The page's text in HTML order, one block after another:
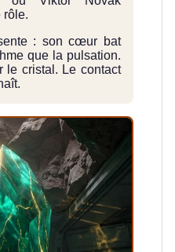
rôle.
: son cœur bat
que la pulsation.
le cristal. Le contact